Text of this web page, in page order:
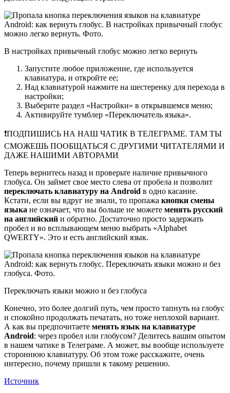
В настройках привычный глобус можно легко вернуть
Запустите любое приложение, где используется
клавиатура, и откройте ее;
Над клавиатурой нажмите на шестеренку для перехода в
настройки;
Выберите раздел «Настройки» в открывшемся меню;
Активируйте тумблер «Переключатель языка».
❗️ПОДПИШИСЬ НА НАШ ЧАТИК В ТЕЛЕГРАМЕ. ТАМ ТЫ
СМОЖЕШЬ ПООБЩАТЬСЯ С ДРУГИМИ ЧИТАТЕЛЯМИ И
ДАЖЕ НАШИМИ АВТОРАМИ
Теперь вернитесь назад и проверьте наличие привычного
глобуса. Он займет свое место слева от пробела и позволит
переключать клавиатуру на Android в одно касание.
Кстати, если вы вдруг не знали, то пропажа кнопки смены
языка не означает, что вы больше не можете менять русский
на английский и обратно. Достаточно просто задержать
пробел и во всплывающем меню выбрать «Alphabet
QWERTY». Это и есть английский язык.
Переключать языки можно и без глобуса
Конечно, это более долгий путь, чем просто тапнуть на глобус
и спокойно продолжать печатать, но тоже неплохой вариант.
А как вы предпочитаете менять язык на клавиатуре
Android: через пробел или глобусом? Делитесь вашим опытом
в нашем чатике в Телеграме. А может, вы вообще используете
стороннюю клавиатуру. Об этом тоже расскажите, очень
интересно, почему пришли к такому решению.
Источник